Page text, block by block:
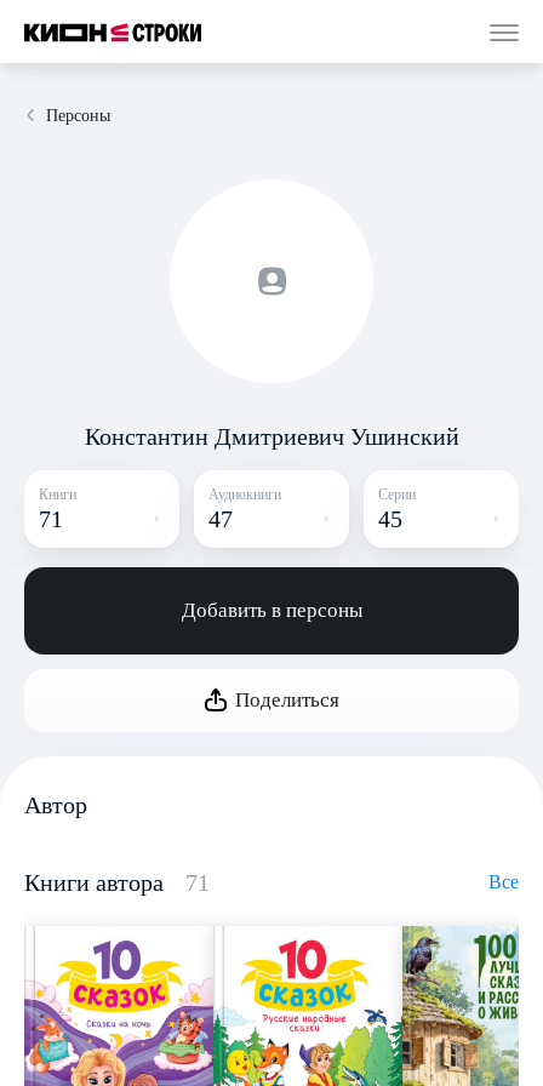
Персоны
Константин Дмитриевич Ушинский
Книги
71
Аудиокниги
47
Серии
45
Добавить в персоны
Поделиться
Автор
Книги автора 71 Все